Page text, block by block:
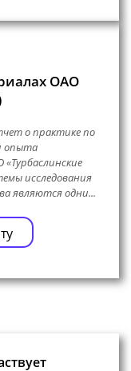
ОАО
о практике по
опыта
исследования
являются одни...